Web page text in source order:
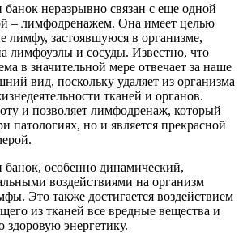
неразрывно связан с еще одной
– лимфодренажем. Она имеет целью
лимфу, застоявшуюся в организме,
лимфоузлы и сосуды. Известно, что
в значительной мере отвечает за наше
вид, поскольку удаляет из организма
тканей и органов.
и позволяет лимфодренаж, который
патологиях, но и является прекрасной
особенно динамический,
воздействиями на организм
Это также достигается воздействием
из тканей все вредные вещества и
здоровую энергетику.